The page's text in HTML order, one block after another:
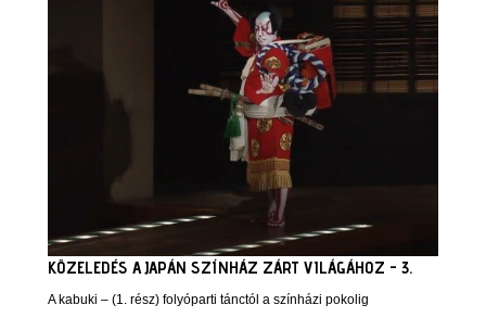
KÖZELEDÉS A JAPÁN SZÍNHÁZ ZÁRT VILÁGÁHOZ - 3.
A kabuki – (1. rész) folyóparti tánctól a színházi pokolig